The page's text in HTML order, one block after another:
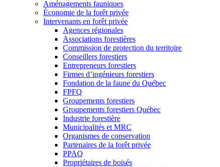
Aménagements fauniques
Économie de la forêt privée
Intervenants en forêt privée
Agences régionales
Associations forestières
Commission de protection du territoire
Conseillers forestiers
Entrepreneurs forestiers
Firmes d’ingénieurs forestiers
Fondation de la faune du Québec
FPFQ
Groupements forestiers
Groupements forestiers Québec
Industrie forestière
Municipalités et MRC
Organismes de conservation
Partenaires de la forêt privée
PPAQ
Propriétaires de boisés